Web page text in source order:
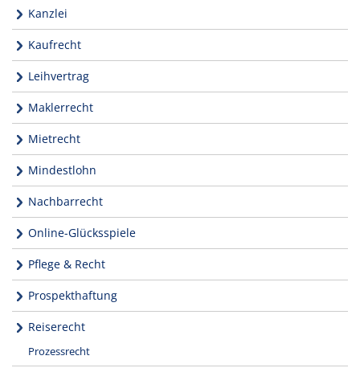
Kanzlei
Kaufrecht
Leihvertrag
Maklerrecht
Mietrecht
Mindestlohn
Nachbarrecht
Online-Glücksspiele
Pflege & Recht
Prospekthaftung
Reiserecht
Prozessrecht